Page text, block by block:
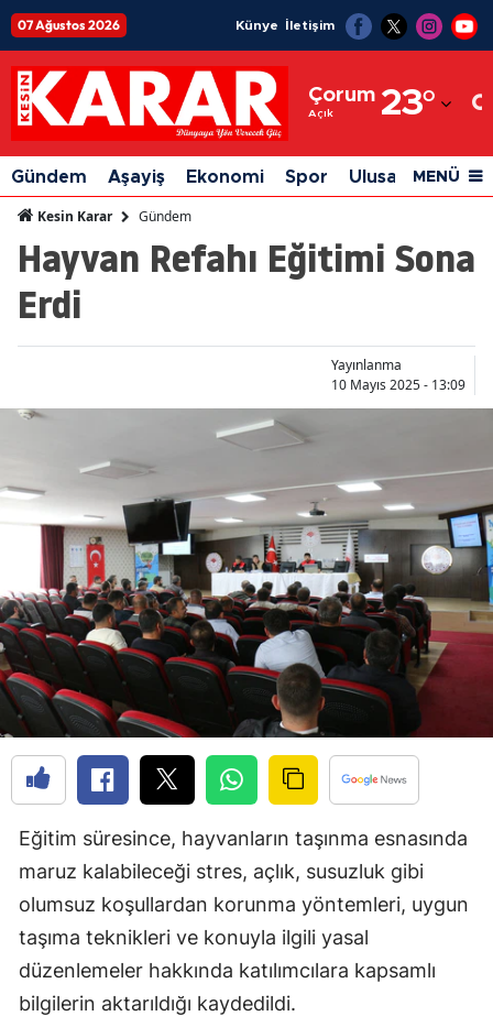
07 Ağustos 2026 Künye İletişim
Çorum
Açık 23°
Adıyaman
Afyonkarahisar
Ağrı
Amasya
Artvin
Balıkesir
Bilecik
Bingöl
Bitlis
Bolu
Burdur
Bursa
Çanakkale
Çankırı
Çorum
Diyarbakır
Gündem Aşayiş Ekonomi Spor Ulusal Siyaset
MENÜ
Kesin Karar Gündem
Hayvan Refahı Eğitimi Sona
Erdi
Yayınlanma
10 Mayıs 2025 - 13:09
Eğitim süresince, hayvanların taşınma esnasında
maruz kalabileceği stres, açlık, susuzluk gibi
olumsuz koşullardan korunma yöntemleri, uygun
taşıma teknikleri ve konuyla ilgili yasal
düzenlemeler hakkında katılımcılara kapsamlı
bilgilerin aktarıldığı kaydedildi.